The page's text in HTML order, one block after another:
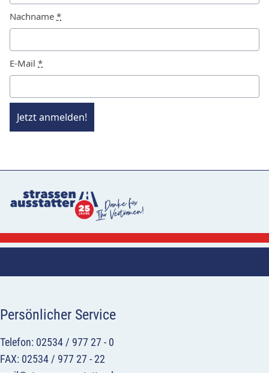
Nachname *
E-Mail *
Jetzt anmelden!
Persönlicher Service
Telefon: 02534 / 977 27 - 0
FAX: 02534 / 977 27 - 22